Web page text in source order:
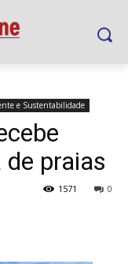
e Sustentabilidade
praias
0
1571